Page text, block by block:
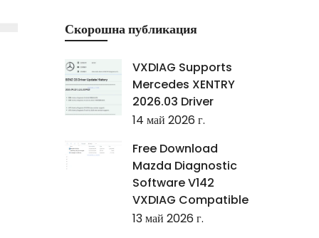
Скорошна публикация
VXDIAG Supports
Mercedes XENTRY
2026.03 Driver
14 май 2026 г.
Free Download
Mazda Diagnostic
Software V142
VXDIAG Compatible
13 май 2026 г.